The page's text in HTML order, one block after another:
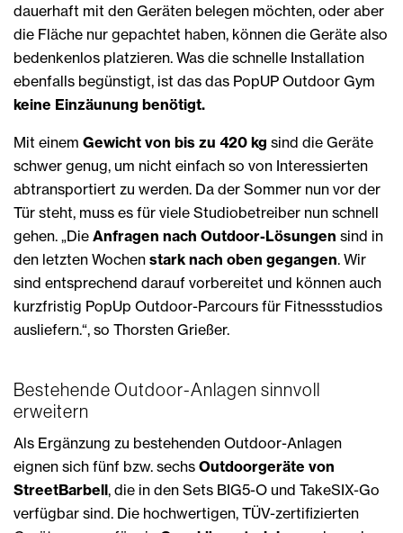
dauerhaft mit den Geräten belegen möchten, oder aber
die Fläche nur gepachtet haben, können die Geräte also
bedenkenlos platzieren. Was die schnelle Installation
ebenfalls begünstigt, ist das das PopUP Outdoor Gym
keine Einzäunung benötigt.
Mit einem Gewicht von bis zu 420 kg sind die Geräte
schwer genug, um nicht einfach so von Interessierten
abtransportiert zu werden. Da der Sommer nun vor der
Tür steht, muss es für viele Studiobetreiber nun schnell
gehen. „Die Anfragen nach Outdoor-Lösungen sind in
den letzten Wochen stark nach oben gegangen. Wir
sind entsprechend darauf vorbereitet und können auch
kurzfristig PopUp Outdoor-Parcours für Fitnessstudios
ausliefern.“, so Thorsten Grießer.
Bestehende Outdoor-Anlagen sinnvoll
erweitern
Als Ergänzung zu bestehenden Outdoor-Anlagen
eignen sich fünf bzw. sechs Outdoorgeräte von
StreetBarbell, die in den Sets BIG5-O und TakeSIX-Go
verfügbar sind. Die hochwertigen, TÜV-zertifizierten